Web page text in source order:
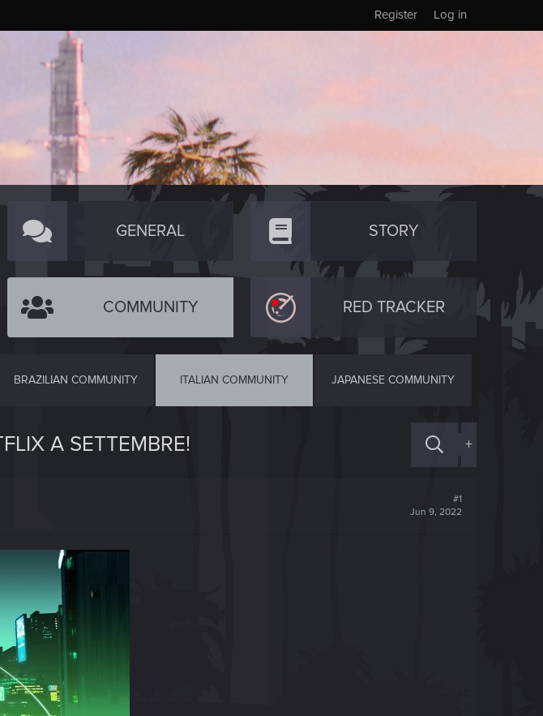
Log in
Register
GENERAL STORY
COMMUNITY RED TRACKER
BRAZILIAN COMMUNITY ITALIAN COMMUNITY JAPANESE COMMUNITY
A SETTEMBRE! +
#1
Jun 9, 2022